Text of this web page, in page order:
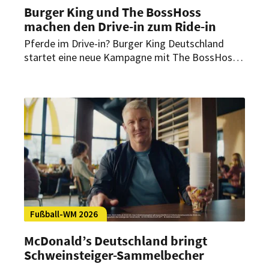
Burger King und The BossHoss
machen den Drive-in zum Ride-in
Pferde im Drive-in? Burger King Deutschland
startet eine neue Kampagne mit The BossHoss.
Fußball-WM 2026
McDonald’s Deutschland bringt
Schweinsteiger-Sammelbecher